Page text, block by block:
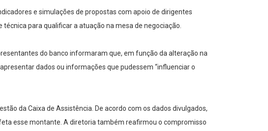
e simulações de propostas com apoio de dirigentes
para qualificar a atuação na mesa de negociação.
do banco informaram que, em função da alteração na
dados ou informações que pudessem “influenciar o
da Caixa de Assistência. De acordo com os dados divulgados,
esse montante. A diretoria também reafirmou o compromisso